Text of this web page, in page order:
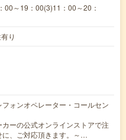
00～19：00(3)11：00～20：
り
ォンオペレーター・コールセン
ーの公式オンラインストアで注
に、ご対応頂きます。～…